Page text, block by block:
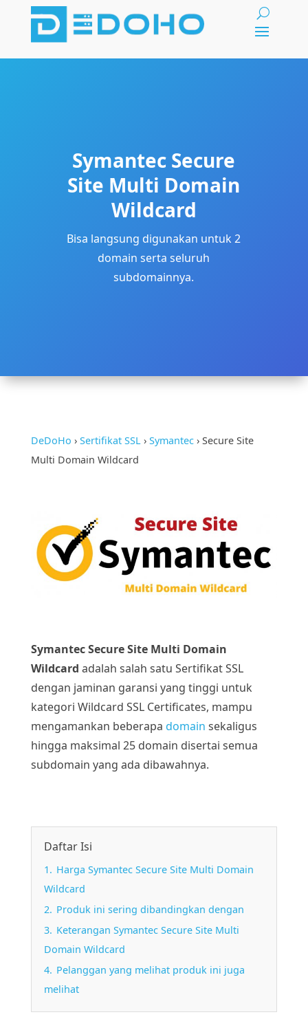
Symantec Secure
Site Multi Domain
Wildcard
Bisa langsung digunakan untuk 2
domain serta seluruh
subdomainnya.
DeDoHo › Sertifikat SSL› Symantec› Secure Site
Multi Domain Wildcard
Symantec Secure Site Multi Domain
Wildcard adalah salah satu Sertifikat SSL
dengan jaminan garansi yang tinggi untuk
kategori Wildcard SSL Certificates, mampu
mengamankan beberapa domain sekaligus
hingga maksimal 25 domain disertai semua
subdomain yang ada dibawahnya.
Daftar Isi
1. Harga Symantec Secure Site Multi Domain
Wildcard
2. Produk ini sering dibandingkan dengan
3. Keterangan Symantec Secure Site Multi
Domain Wildcard
4. Pelanggan yang melihat produk ini juga
melihat